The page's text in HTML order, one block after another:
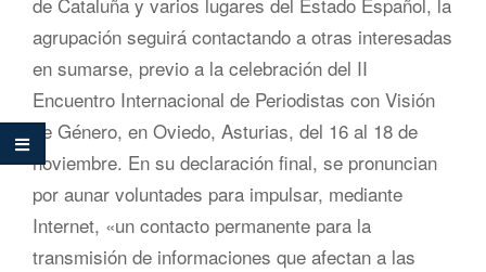
agrupación seguirá contactando a otras interesadas
en sumarse, previo a la celebración del II
Encuentro Internacional de Periodistas con Visión
de Género, en Oviedo, Asturias, del 16 al 18 de
noviembre. En su declaración final, se pronuncian
por aunar voluntades para impulsar, mediante
Internet, «un contacto permanente para la
transmisión de informaciones que afectan a las